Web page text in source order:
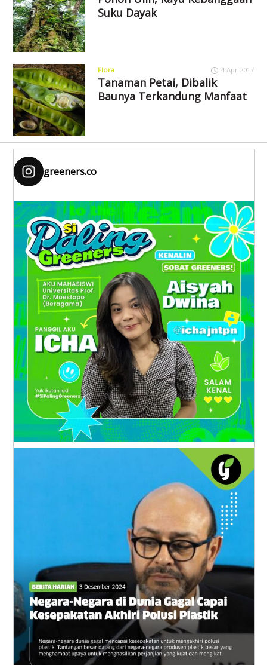
Suku Dayak
Flora 4 Apr 2017
Tanaman Petai, Dibalik
Baunya Terkandung Manfaat
greeners.co